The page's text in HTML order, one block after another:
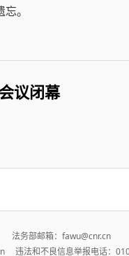
。
议闭幕
务部邮箱：fawu@cnr.cn
违法和不良信息举报电话：